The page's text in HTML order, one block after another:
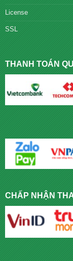
License
SSL
THANH TOÁN
CHẤP NHẬN